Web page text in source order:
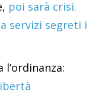
poi sarà crisi.
servizi segreti i
l’ordinanza: